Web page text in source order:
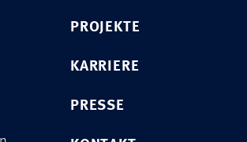
PROJEKTE
KARRIERE
PRESSE